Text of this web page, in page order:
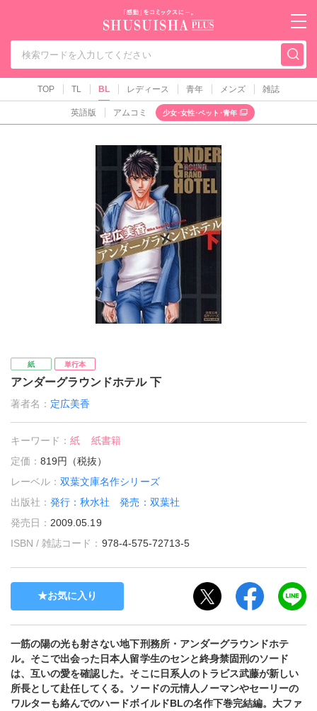
秋水社PLUS（テ
TOP TL BL レディース 青年 メンズ 雑誌
英語版 アムコミ 少女･女性･ペット･青年
紙 単行本
アンダーグラウンドホテル 下
著者名： 定広美香
キーワード：紙
紙書籍
定価：819円（税抜）
レーベル：双葉文庫名作シリーズ
出版社：発行：秋水社 発売：双葉社
発売日： 2009.05.19
ISBN / 雑誌コード： 978-4-575-72713-5
お気に入り
一筋の陽の光も射さない地下刑務所・アンダーグラウンドホテ
ル。そこで出会った日本人留学生のセンと終身禁固刑のソード
は、互いの愛を確認した。そこに日系人のトラビス武藤が新しい
所長として赴任してくる。ソードの元情人ノーマンやセーリーの
ワルターも絡んでのハードボイルドBLの名作下巻完結編。大ファ